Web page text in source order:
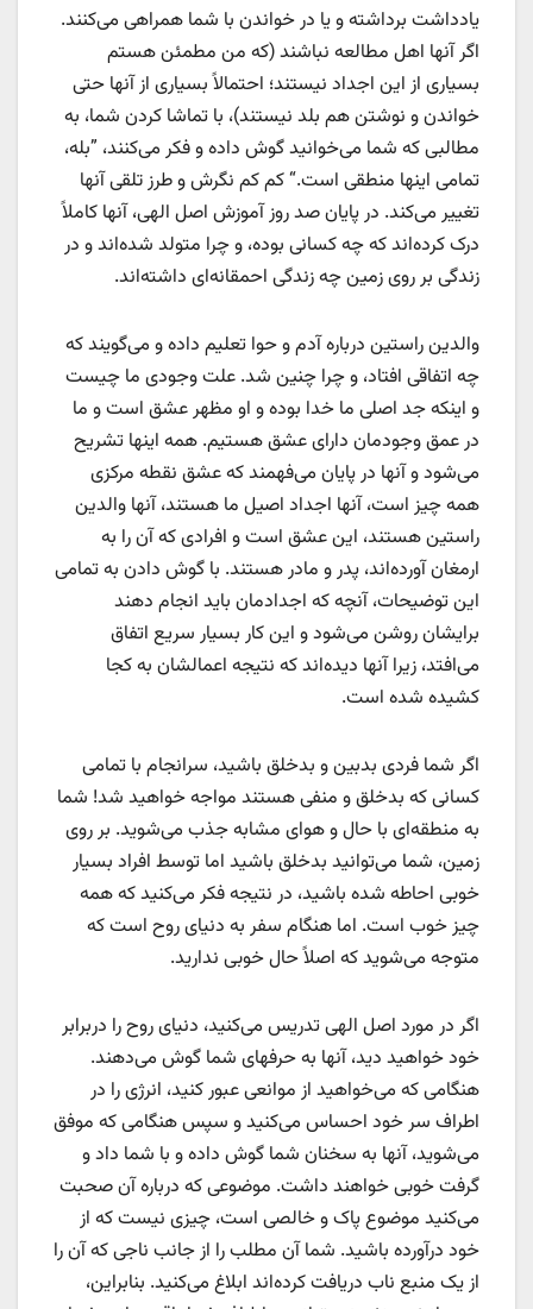
یادداشت برداشته و یا در خواندن با شما همراهی می‌کنند.
اگر آنها اهل مطالعه نباشند (که من مطمئن هستم
بسیاری از این اجداد نیستند؛ احتمالاً بسیاری از آنها حتی
خواندن و نوشتن هم بلد نیستند)، با تماشا کردن شما، به
مطالبی که شما می‌خوانید گوش داده و فکر می‌کنند، ”بله،
تمامی اینها منطقی است.“ کم کم نگرش و طرز تلقی آنها
تغییر می‌کند. در پایان صد روز آموزش اصل الهی، آنها کاملاً
درک کرده‌اند که چه کسانی بوده، و چرا متولد شده‌اند و در
زندگی بر روی زمین چه زندگی احمقانه‌ای داشته‌اند.
والدین راستین درباره آدم و حوا تعلیم داده و می‌گویند که
چه اتفاقی افتاد، و چرا چنین شد. علت وجودی ما چیست
و اینکه جد اصلی ما خدا بوده و او مظهر عشق است و ما
در عمق وجودمان دارای عشق هستیم. همه اینها تشریح
می‌شود و آنها در پایان می‌فهمند که عشق نقطه مرکزی
همه چیز است، آنها اجداد اصیل ما هستند، آنها والدین
راستین هستند، این عشق است و افرادی که آن را به
ارمغان آورده‌اند، پدر و مادر هستند. با گوش دادن به تمامی
این توضیحات، آنچه که اجدادمان باید انجام دهند
برایشان روشن می‌شود و این کار بسیار سریع اتفاق
می‌افتد، زیرا آنها دیده‌اند که نتیجه اعمالشان به کجا
کشیده شده است.
اگر شما فردی بدبین و بدخلق باشید، سرانجام با تمامی
کسانی که بدخلق و منفی هستند مواجه خواهید شد! شما
به منطقه‌ای با حال و هوای مشابه جذب می‌شوید. بر روی
زمین، شما می‌توانید بدخلق باشید اما توسط افراد بسیار
خوبی احاطه شده باشید، در نتیجه فکر می‌کنید که همه
چیز خوب است. اما هنگام سفر به دنیای روح است که
متوجه می‌شوید که اصلاً حال خوبی ندارید.
اگر در مورد اصل الهی تدریس می‌کنید، دنیای روح را دربرابر
خود خواهید دید،‌ آنها به حرفهای شما گوش می‌دهند.
هنگامی که می‌خواهید از موانعی عبور کنید، انرژی را در
اطراف سر خود احساس می‌کنید و سپس هنگامی که موفق
می‌شوید، آنها به سخنان شما گوش داده و با شما داد و
گرفت خوبی خواهند داشت. موضوعی که درباره آن صحبت
می‌کنید موضوع پاک و خالصی است، چیزی نیست که از
خود درآورده باشید. شما آن مطلب را از جانب ناجی که آن را
از یک منبع ناب دریافت کرده‌اند ابلاغ می‌کنید. بنابراین،